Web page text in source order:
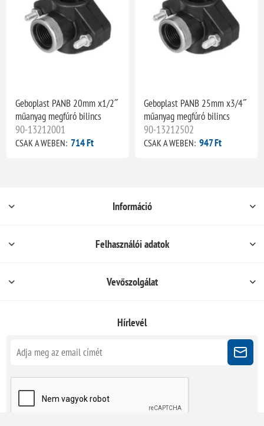
Geboplast PANB 20mm x1/2˝
műanyag megfúró bilincs
90-13212001
CSAK A WEBEN: 714 Ft
Geboplast PANB 25mm x3/4˝
műanyag megfúró bilincs
90-13212502
CSAK A WEBEN: 947 Ft
Információ
Felhasználói adatok
Vevőszolgálat
Hírlevél